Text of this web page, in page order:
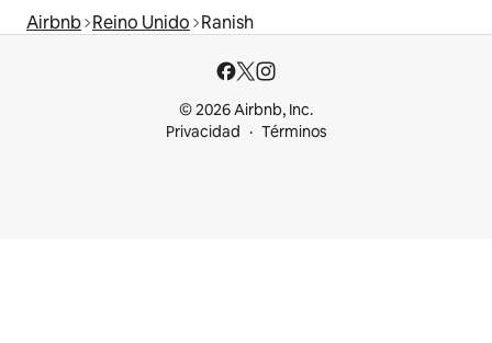
Airbnb Reino Unido Ranish
© 2026 Airbnb, Inc.
Privacidad
Términos